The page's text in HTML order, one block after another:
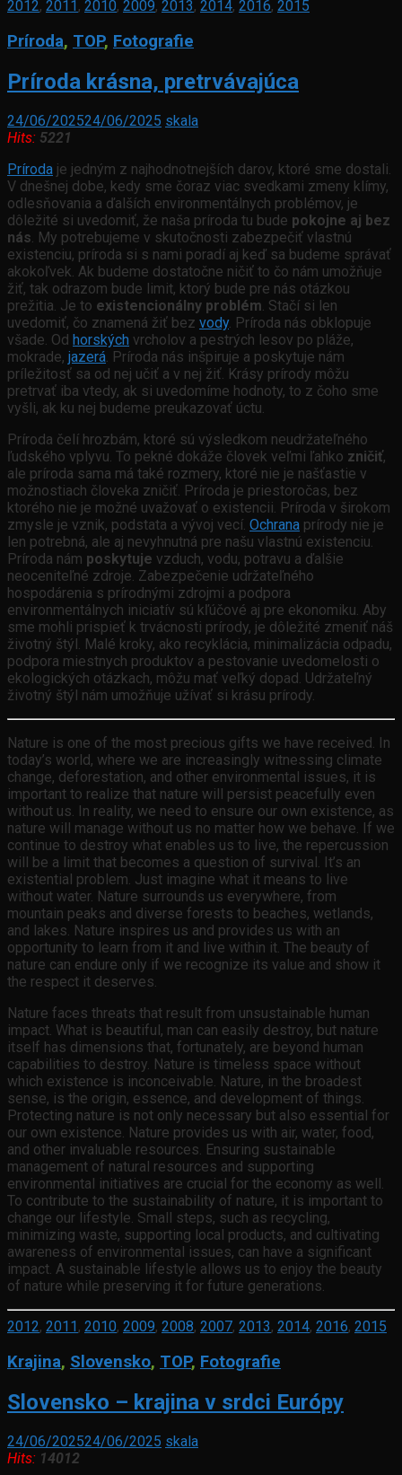
2012, 2011 , 2010, 2009, 2013, 2014, 2016, 2015
Príroda, TOP, Fotografie
Príroda krásna, pretrvávajúca
24/06/202524/06/2025 skala
Hits: 5221
Príroda je jedným z najhodnotnejších darov, ktoré sme dostali.
V dnešnej dobe, kedy sme čoraz viac svedkami zmeny klímy,
odlesňovania a ďalších environmentálnych problémov, je
dôležité si uvedomiť, že naša príroda tu bude pokojne aj bez
nás. My potrebujeme v skutočnosti zabezpečiť vlastnú
existenciu, príroda si s nami poradí aj keď sa budeme správať
akokoľvek. Ak budeme dostatočne ničiť to čo nám umožňuje
žiť, tak odrazom bude limit, ktorý bude pre nás otázkou
prežitia. Je to existencionálny problém. Stačí si len
uvedomiť, čo znamená žiť bez vody. Príroda nás obklopuje
všade. Od horských vrcholov a pestrých lesov po pláže,
mokrade, jazerá. Príroda nás inšpiruje a poskytuje nám
príležitosť sa od nej učiť a v nej žiť. Krásy prírody môžu
pretrvať iba vtedy, ak si uvedomíme hodnoty, to z čoho sme
vyšli, ak ku nej budeme preukazovať úctu.
Príroda čelí hrozbám, ktoré sú výsledkom neudržateľného
ľudského vplyvu. To pekné dokáže človek veľmi ľahko zničiť,
ale príroda sama má také rozmery, ktoré nie je našťastie v
možnostiach človeka zničiť. Príroda je priestoročas, bez
ktorého nie je možné uvažovať o existencii. Príroda v širokom
zmysle je vznik, podstata a vývoj vecí. Ochrana prírody nie je
len potrebná, ale aj nevyhnutná pre našu vlastnú existenciu.
Príroda nám poskytuje vzduch, vodu, potravu a ďalšie
neoceniteľné zdroje. Zabezpečenie udržateľného
hospodárenia s prírodnými zdrojmi a podpora
environmentálnych iniciatív sú kľúčové aj pre ekonomiku. Aby
sme mohli prispieť k trvácnosti prírody, je dôležité zmeniť náš
životný štýl. Malé kroky, ako recyklácia, minimalizácia odpadu,
podpora miestnych produktov a pestovanie uvedomelosti o
ekologických otázkach, môžu mať veľký dopad. Udržateľný
životný štýl nám umožňuje užívať si krásu prírody.
Nature is one of the most precious gifts we have received. In
today’s world, where we are increasingly witnessing climate
change, deforestation, and other environmental issues, it is
important to realize that nature will persist peacefully even
without us. In reality, we need to ensure our own existence, as
nature will manage without us no matter how we behave. If we
continue to destroy what enables us to live, the repercussion
will be a limit that becomes a question of survival. It’s an
existential problem. Just imagine what it means to live
without water. Nature surrounds us everywhere, from
mountain peaks and diverse forests to beaches, wetlands,
and lakes. Nature inspires us and provides us with an
opportunity to learn from it and live within it. The beauty of
nature can endure only if we recognize its value and show it
the respect it deserves.
Nature faces threats that result from unsustainable human
impact. What is beautiful, man can easily destroy, but nature
itself has dimensions that, fortunately, are beyond human
capabilities to destroy. Nature is timeless space without
which existence is inconceivable. Nature, in the broadest
sense, is the origin, essence, and development of things.
Protecting nature is not only necessary but also essential for
our own existence. Nature provides us with air, water, food,
and other invaluable resources. Ensuring sustainable
management of natural resources and supporting
environmental initiatives are crucial for the economy as well.
To contribute to the sustainability of nature, it is important to
change our lifestyle. Small steps, such as recycling,
minimizing waste, supporting local products, and cultivating
awareness of environmental issues, can have a significant
impact. A sustainable lifestyle allows us to enjoy the beauty
of nature while preserving it for future generations.
2012, 2011, 2010, 2009, 2008, 2007, 2013, 2014, 2016, 2015
Krajina, Slovensko, TOP, Fotografie
Slovensko – krajina v srdci Európy
24/06/202524/06/2025 skala
Hits: 14012